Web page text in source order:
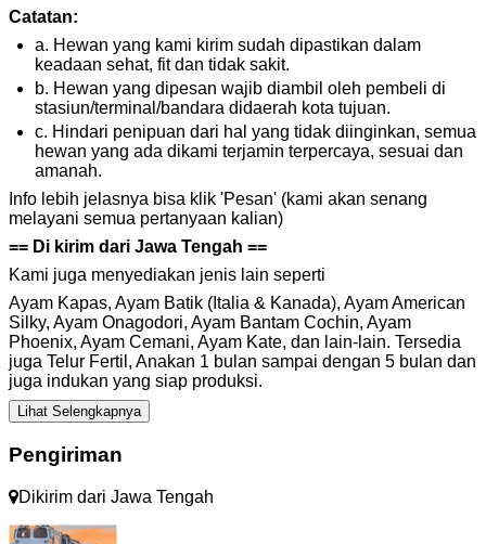
Catatan:
a. Hewan yang kami kirim sudah dipastikan dalam
keadaan sehat, fit dan tidak sakit.
b. Hewan yang dipesan wajib diambil oleh pembeli di
stasiun/terminal/bandara didaerah kota tujuan.
c. Hindari penipuan dari hal yang tidak diinginkan, semua
hewan yang ada dikami terjamin terpercaya, sesuai dan
amanah.
Info lebih jelasnya bisa klik 'Pesan' (kami akan senang
melayani semua pertanyaan kalian)
== Di kirim dari Jawa Tengah ==
Kami juga menyediakan jenis lain seperti
Ayam Kapas, Ayam Batik (Italia & Kanada), Ayam American
Silky, Ayam Onagodori, Ayam Bantam Cochin, Ayam
Phoenix, Ayam Cemani, Ayam Kate, dan lain-lain. Tersedia
juga Telur Fertil, Anakan 1 bulan sampai dengan 5 bulan dan
juga indukan yang siap produksi.
Lihat Selengkapnya
Pengiriman
Dikirim dari Jawa Tengah